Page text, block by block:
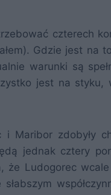
czterech
Gdzie jest na
warunki są
jest na styku,
Maribor zdobyły
jednak cztery
że Ludogorec